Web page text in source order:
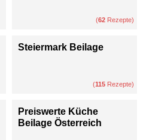
(62 Rezepte)
Steiermark Beilage
(115 Rezepte)
Preiswerte Küche
Beilage Österreich